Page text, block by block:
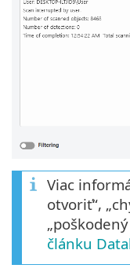
Viac
otvoriť“,
článku